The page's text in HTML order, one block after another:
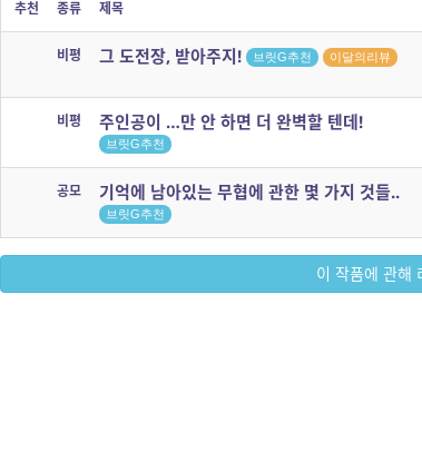
추천 종류 제목
비평 그 도전장, 받아주지! 브릿G추천 이달의리뷰
비평 주인공이 …만 안 하면 더 완벽할 텐데!
브릿G추천
공모 기억에 남아있는 무협에 관한 몇 가지 것들..
브릿G추천
이 작품에 관해